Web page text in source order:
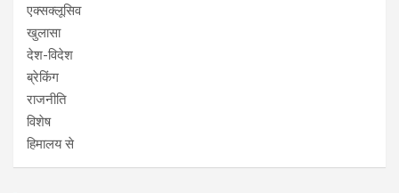
एक्सक्लूसिव
खुलासा
देश-विदेश
ब्रेकिंग
राजनीति
विशेष
हिमालय से